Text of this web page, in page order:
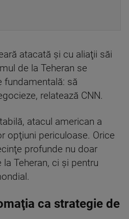
atacată şi cu aliaţii săi
de la Teheran se
fundamentală: să
relatează CNN.
atacul american a
opţiuni periculoase. Orice
profunde nu doar
Teheran, ci şi pentru
ca strategie de